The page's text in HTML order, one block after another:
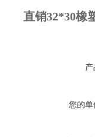
直销32*30橡
您的单